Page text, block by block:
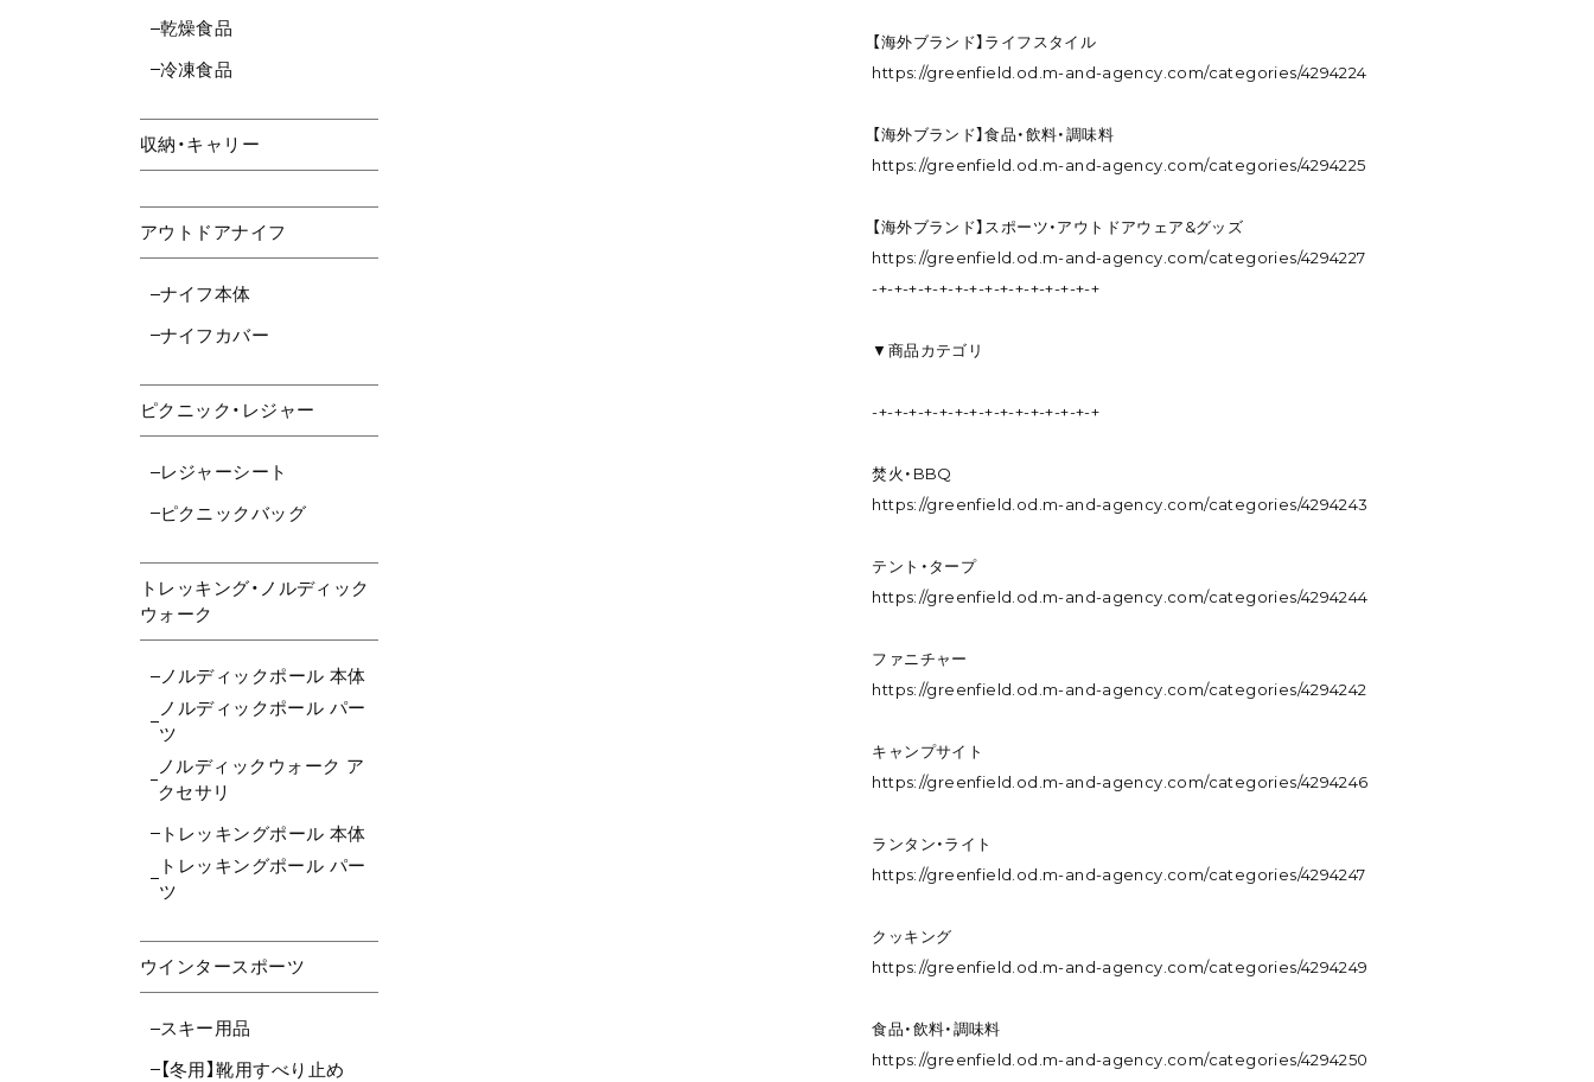
乾燥食品
冷凍食品
収納・キャリー
アウトドアナイフ
ナイフ本体
ナイフカバー
ピクニック・レジャー
レジャーシート
ピクニックバッグ
トレッキング・ノルディック
ウォーク
ノルディックポール 本体
ノルディックポール パー
ツ
ノルディックウォーク ア
クセサリ
トレッキングポール 本体
トレッキングポール パー
ツ
ウインタースポーツ
スキー用品
【冬用】靴用すべり止め
【海外ブランド】ライフスタイル
https://greenfield.od.m-and-agency.com/categories/4294224
【海外ブランド】食品・飲料・調味料
https://greenfield.od.m-and-agency.com/categories/4294225
【海外ブランド】スポーツ・アウトドアウェア&グッズ
https://greenfield.od.m-and-agency.com/categories/4294227
-+-+-+-+-+-+-+-+-+-+-+-+-+-+-+
▼商品カテゴリ
-+-+-+-+-+-+-+-+-+-+-+-+-+-+-+
焚火・BBQ
https://greenfield.od.m-and-agency.com/categories/4294243
テント・タープ
https://greenfield.od.m-and-agency.com/categories/4294244
ファニチャー
https://greenfield.od.m-and-agency.com/categories/4294242
キャンプサイト
https://greenfield.od.m-and-agency.com/categories/4294246
ランタン・ライト
https://greenfield.od.m-and-agency.com/categories/4294247
クッキング
https://greenfield.od.m-and-agency.com/categories/4294249
食品・飲料・調味料
https://greenfield.od.m-and-agency.com/categories/4294250